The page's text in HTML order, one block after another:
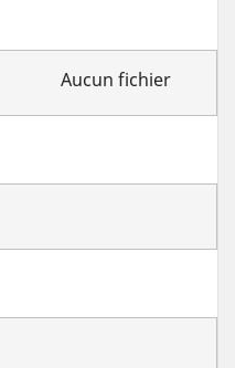
Aucun fichier